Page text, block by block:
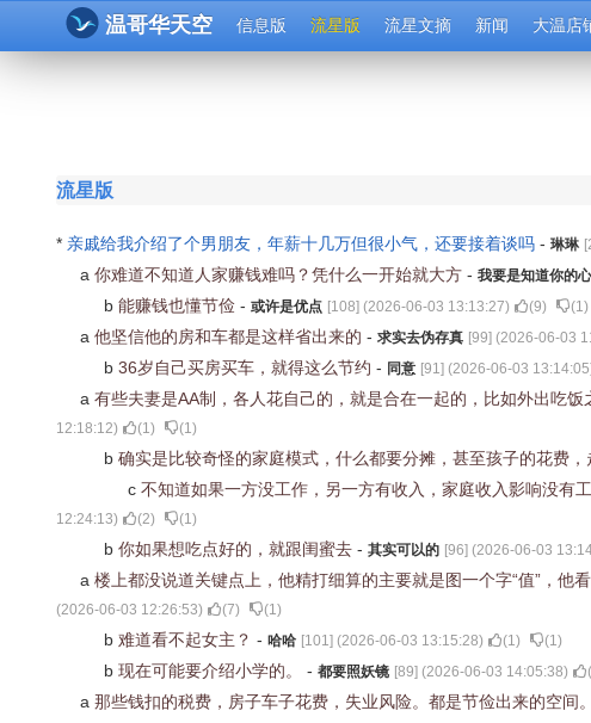
温哥华天空 信息版 流星版 流星文摘 新闻 大温店
流星版
* 亲戚给我介绍了个男朋友，年薪十几万但很小气，还要接着谈吗 - 琳琳 [
a 你难道不知道人家赚钱难吗？凭什么一开始就大方 - 我要是知道你的
b 能赚钱也懂节俭 - 或许是优点 [108] (2026-06-03 13:13:27) (9) (1)
a 他坚信他的房和车都是这样省出来的 - 求实去伪存真 [99] (2026-06-03
b 36岁自己买房买车，就得这么节约 - 同意 [91] (2026-06-03 13:14:05
a 有些夫妻是AA制，各人花自己的，就是合在一起的，比如外出吃
12:18:12) (1) (1)
b 确实是比较奇怪的家庭模式，什么都要分摊，甚至孩子的花费，
c 不知道如果一方没工作，另一方有收入，家庭收入影响没有
12:24:13) (2) (1)
b 你如果想吃点好的，就跟闺蜜去 - 其实可以的 [96] (2026-06-03
a 楼上都没说道关键点上，他精打细算的主要就是图一个字“值”，他
(2026-06-03 12:26:53) (7) (1)
b 难道看不起女主？ - 哈哈 [101] (2026-06-03 13:15:28) (1) (1)
b 现在可能要介绍小学的。 - 都要照妖镜 [89] (2026-06-03 14:05:38) (
a 那些钱扣的税费，房子车子花费，失业风险。都是节俭出来的空间